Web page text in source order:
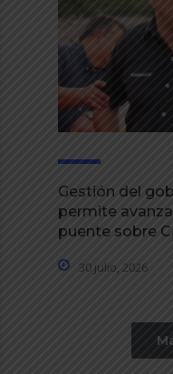
Gestión del
permite
puente sobre
30 julio, 2026